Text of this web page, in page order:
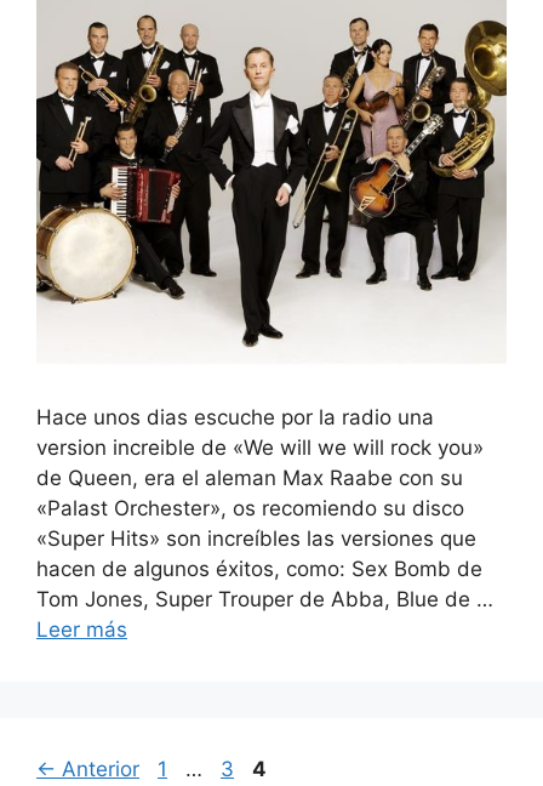
Hace unos dias escuche por la radio una
version increible de «We will we will rock you»
de Queen, era el aleman Max Raabe con su
«Palast Orchester», os recomiendo su disco
«Super Hits» son increíbles las versiones que
hacen de algunos éxitos, como: Sex Bomb de
Tom Jones, Super Trouper de Abba, Blue de …
Leer más
← Anterior Página
1 … Página
3 Página
4